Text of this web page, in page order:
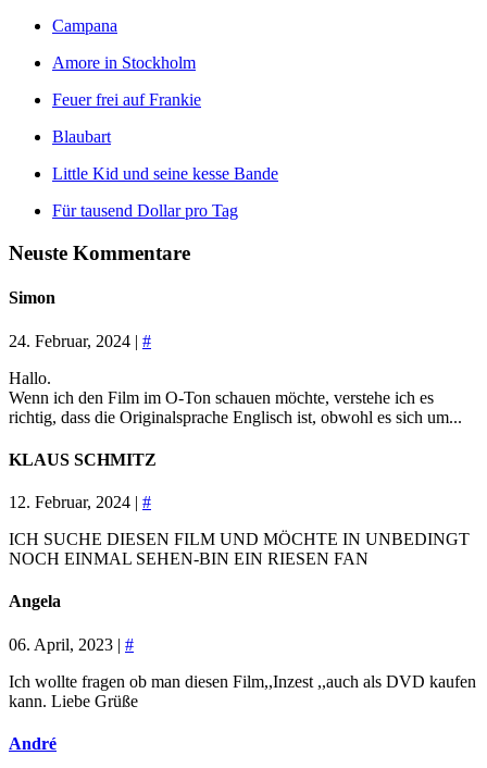
Campana
Amore in Stockholm
Feuer frei auf Frankie
Blaubart
Little Kid und seine kesse Bande
Für tausend Dollar pro Tag
Neuste Kommentare
Simon
24. Februar, 2024 | #
Hallo.
Wenn ich den Film im O-Ton schauen möchte, verstehe ich es
richtig, dass die Originalsprache Englisch ist, obwohl es sich um...
KLAUS SCHMITZ
12. Februar, 2024 | #
ICH SUCHE DIESEN FILM UND MÖCHTE IN UNBEDINGT
NOCH EINMAL SEHEN-BIN EIN RIESEN FAN
Angela
06. April, 2023 | #
Ich wollte fragen ob man diesen Film,,Inzest ,,auch als DVD kaufen
kann. Liebe Grüße
André